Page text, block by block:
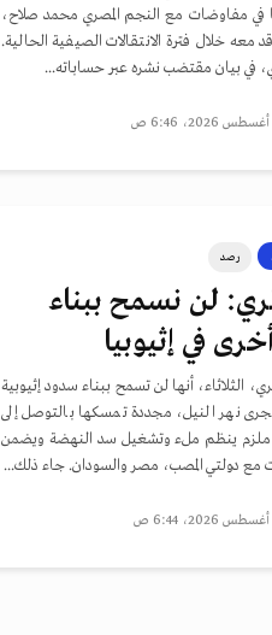
في مفاوضات مع النجم المصري محمد صلاح،
معه خلال فترة الانتقالات الصيفية الحالية.
في بيان مقتضب نشره عبر حساباته...
رصد
لن نسمح ببناء
في إثيوبيا
الثلاثاء، أنها لن تسمح ببناء سدود إثيوبية
نهر النيل، مجددة تمسكها بالتوصل إلى
ملزم ينظم ملء وتشغيل سد النهضة ويضمن
مع دولتي المصب، مصر والسودان. جاء ذلك...